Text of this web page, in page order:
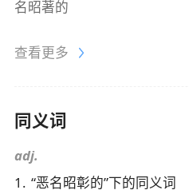
名昭著的
查看更多
同义词
adj.
1 . “恶名昭彰的”下的同义词